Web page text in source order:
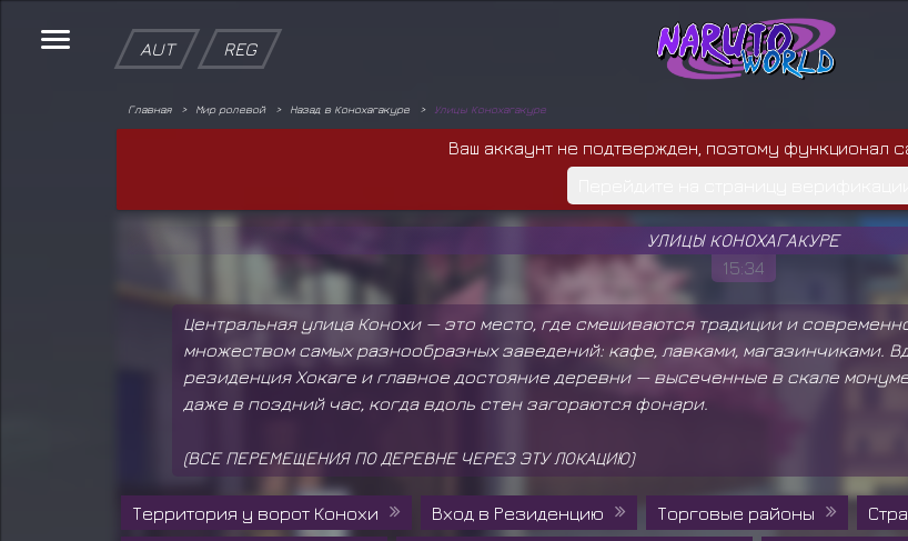
AUT REG
Главная Мир ролевой Назад в Конохагакуре Улицы Конохагакуре
Ваш аккаунт не подтвержден, поэтому функционал
УЛИЦЫ КОНОХАГАКУРЕ
15:34
Центральная улица Конохи — это место, где смешиваются традиции и
множеством самых разнообразных заведений: кафе, лавками, магазинчиками.
резиденция Хокаге и главное достояние деревни — высеченные в скале
даже в поздний час, когда вдоль стен загораются фонари.
(ВСЕ ПЕРЕМЕЩЕНИЯ ПО ДЕРЕВНЕ ЧЕРЕЗ ЭТУ ЛОКАЦИЮ)
Территория у ворот Конохи Вход в Резиденцию Торговые районы